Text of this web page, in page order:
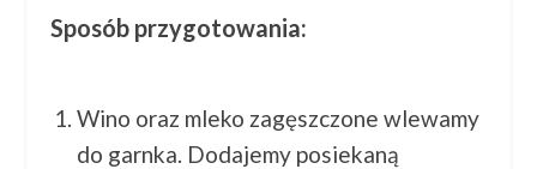
Sposób przygotowania:
Wino oraz mleko zagęszczone wlewamy
do garnka. Dodajemy posiekaną